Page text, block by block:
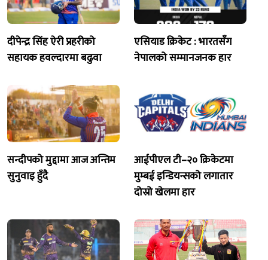
दीपेन्द्र सिंह ऐरी प्रहरीको
सहायक हवल्दारमा बढुवा
एसियाड क्रिकेट : भारतसँग
नेपालको सम्मानजनक हार
सन्दीपको मुद्दामा आज अन्तिम
सुनुवाइ हुँदै
आईपीएल टी–२० क्रिकेटमा
मुम्बई इन्डियन्सको लगातार
दोस्रो खेलमा हार